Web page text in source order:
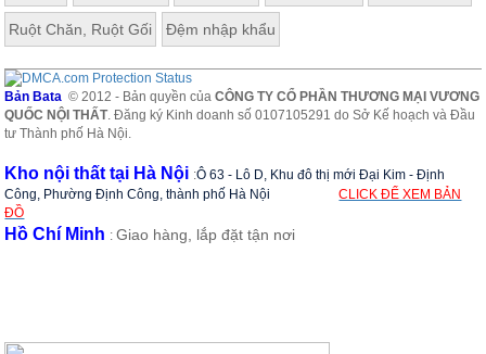
Ruột Chăn, Ruột Gối Đệm nhập khẩu
Bản Bata © 2012 - Bản quyền củaCÔNG TY CỔ PHẦN THƯƠNG MẠI VƯƠNG
QUỐC NỘI THẤT. Đăng ký Kinh doanh số 0107105291 do Sở Kế hoạch và Đầu
tư Thành phố Hà Nội.
Kho nội thất tại Hà Nội :Ô 63 - Lô D, Khu đô thị mới Đại Kim - Định
Công, Phường Định Công, thành phố Hà Nội
CLICK ĐỂ XEM BẢN
ĐỒ
Hồ Chí Minh :Giao hàng, lắp đặt tận nơi